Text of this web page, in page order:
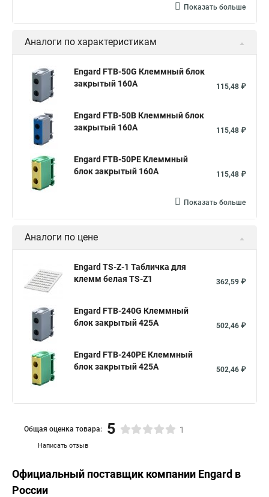
Показать больше
Аналоги по характеристикам
Engard FTB-50G Клеммный блок
закрытый 160А
115,48 ₽
Engard FTB-50B Клеммный блок
закрытый 160А
115,48 ₽
Engard FTB-50PE Клеммный
блок закрытый 160А
115,48 ₽
Показать больше
Аналоги по цене
Engard TS-Z-1 Табличка для
клемм белая TS-Z1
362,59 ₽
Engard FTB-240G Клеммный
блок закрытый 425А
502,46 ₽
Engard FTB-240PE Клеммный
блок закрытый 425А
502,46 ₽
Написать отзыв
Общая оценка товара: 5 1
Официальный поставщик компании Engard в
России